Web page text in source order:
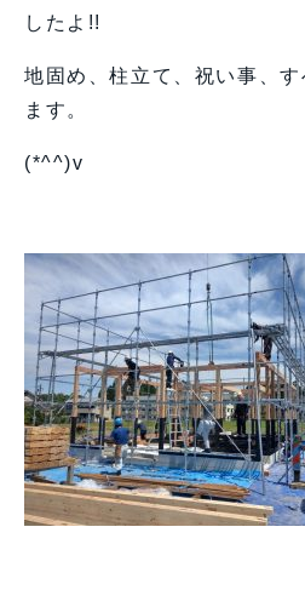
したよ!!
地固め、柱立て、祝い事、
ます。
(*^^)v